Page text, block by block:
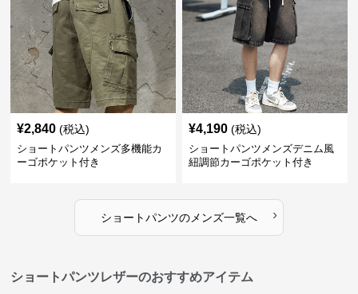
¥2,840 (税込)
ショートパンツメンズ多機能カ
ーゴポケット付き
¥4,190 (税込)
ショートパンツメンズデニム風
紐調節カーゴポケット付き
ショートパンツのメンズ一覧へ ›
ショートパンツレザーのおすすめアイテム